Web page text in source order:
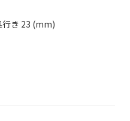
き 23 (mm)